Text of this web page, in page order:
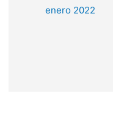
enero 2022